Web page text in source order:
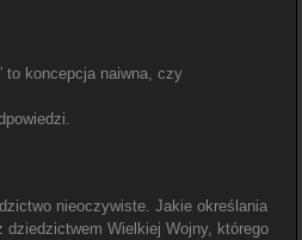
to koncepcja naiwna, czy
nieoczywiste. Jakie określania
dziedzictwem Wielkiej Wojny, którego